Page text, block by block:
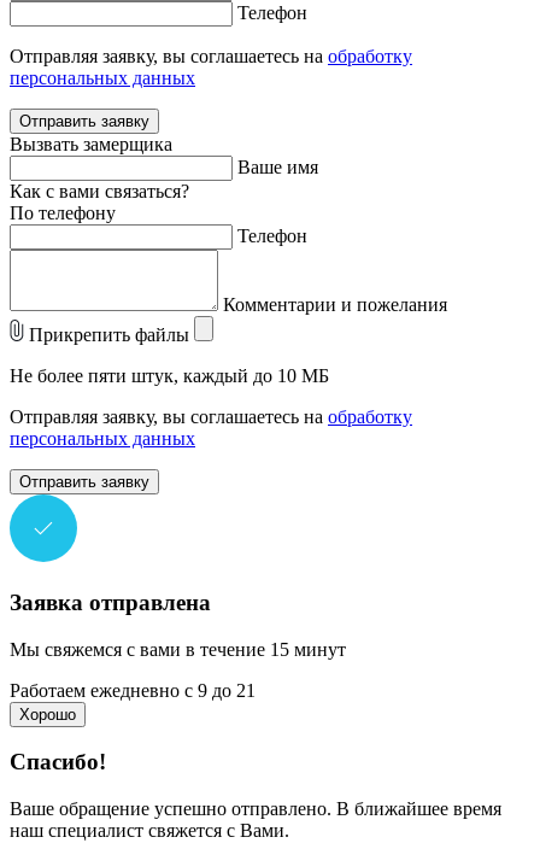
Телефон
Отправляя заявку, вы соглашаетесь на обработку
персональных данных
Отправить заявку
Вызвать замерщика
Ваше имя
Как с вами связаться?
По телефону
Телефон
Комментарии и пожелания
Прикрепить файлы
Не более пяти штук, каждый до 10 МБ
Отправляя заявку, вы соглашаетесь на обработку
персональных данных
Отправить заявку
Заявка отправлена
Мы свяжемся с вами в течение 15 минут
Работаем ежедневно с 9 до 21
Хорошо
Спасибо!
Ваше обращение успешно отправлено. В ближайшее время
наш специалист свяжется с Вами.